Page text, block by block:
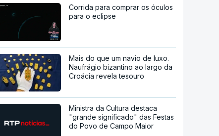
Corrida para comprar os óculos
para o eclipse
Mais do que um navio de luxo.
Naufrágio bizantino ao largo da
Croácia revela tesouro
Ministra da Cultura destaca
"grande significado" das Festas
do Povo de Campo Maior